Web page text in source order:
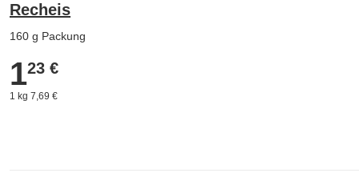
Recheis
160 g Packung
1,23 €
123 €
1 kg 7,69 €